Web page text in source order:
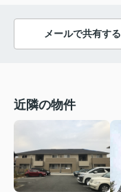
メールで共有する
近隣の物件